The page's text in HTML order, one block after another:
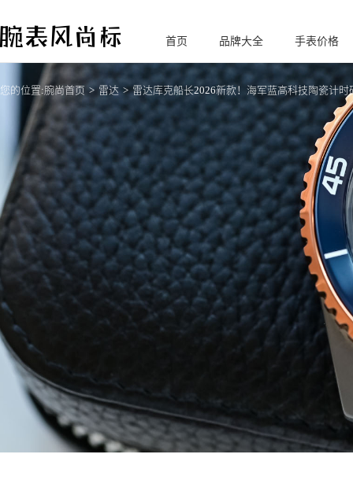
腕
表风尚标
首页 品牌大全 手表价格
您的位置:腕尚首页 雷达 雷达库克船长2026新款！海军蓝高科技陶瓷计时